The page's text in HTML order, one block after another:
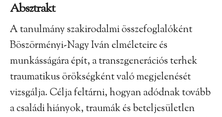
Absztrakt
A tanulmány szakirodalmi összefoglalóként
Böszörményi-Nagy Iván elméleteire és
munkásságára épít, a transzgenerációs terhek
traumatikus örökségként való megjelenését
vizsgálja. Célja feltárni, hogyan adódnak tovább
a családi hiányok, traumák és beteljesületlen